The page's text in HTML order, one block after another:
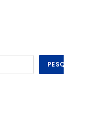
PESQUISAR